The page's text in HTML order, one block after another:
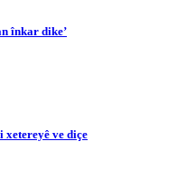
înkar dike’
ve diçe